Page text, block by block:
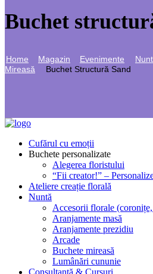
Buchet
Home Magazin Evenimente
Mireasă
Buchet Structură Sand
Cufărul cu emoții
Buchete personalizate
Alegerea floristului
“Fii creator!” –
Ateliere creație florală
Nuntă
Accesorii florale
Aranjamente masă
Aranjamente prezidiu
Arcade
Buchete mireasă
Lumânări cununie